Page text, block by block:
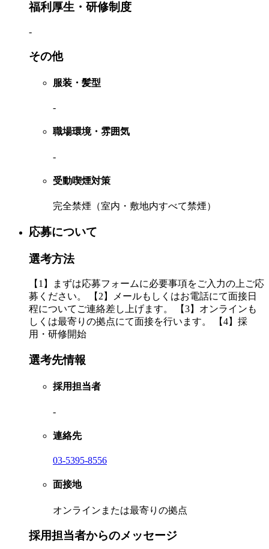
福利厚生・研修制度
-
その他
服装・髪型
-
職場環境・雰囲気
-
受動喫煙対策
完全禁煙（室内・敷地内すべて禁煙）
応募について
選考方法
【1】まずは応募フォームに必要事項をご入力の上ご応
募ください。 【2】メールもしくはお電話にて面接日
程についてご連絡差し上げます。 【3】オンラインも
しくは最寄りの拠点にて面接を行います。 【4】採
用・研修開始
選考先情報
採用担当者
-
連絡先
03-5395-8556
面接地
オンラインまたは最寄りの拠点
採用担当者からのメッセージ